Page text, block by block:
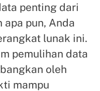
penting dari
apa pun, Anda
lunak ini.
pemulihan data
oleh
mampu